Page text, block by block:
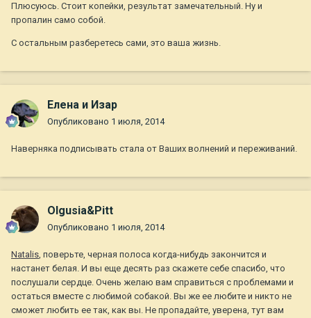
Плюсуюсь. Стоит копейки, результат замечательный. Ну и
пропалин само собой.
С остальным разберетесь сами, это ваша жизнь.
Елена и Изар
Опубликовано 1 июля, 2014
Наверняка подписывать стала от Ваших волнений и переживаний.
Olgusia&Pitt
Опубликовано 1 июля, 2014
Natalis, поверьте, черная полоса когда-нибудь закончится и
настанет белая. И вы еще десять раз скажете себе спасибо, что
послушали сердце. Очень желаю вам справиться с проблемами и
остаться вместе с любимой собакой. Вы же ее любите и никто не
сможет любить ее так, как вы. Не пропадайте, уверена, тут вам